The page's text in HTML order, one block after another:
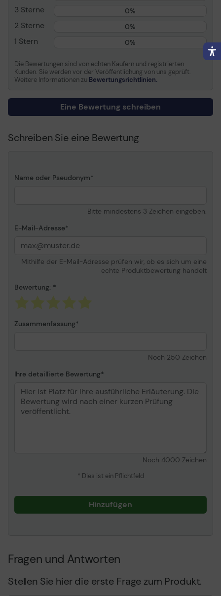
XP-2200, XP-2205, XP-
3200, XP-3205, XP-4200,
XP-4205
2910DWF, WF-2930DWF,
2950DWF
3 Sterne 0%
2 Sterne 0%
1 Stern 0%
Die Bewertungen sind von echten Käufern und registrierten
Kunden. Sie werden vor der Veröffentlichung von uns geprüft.
Weitere Informationen zu Bewertungsrichtlinien.
Eine Bewertung schreiben
Schreiben Sie eine Bewertung
Name oder Pseudonym
Bitte mindestens 3 Zeichen eingeben.
E-Mail-Adresse
Mithilfe der E-Mail-Adresse prüfen wir, ob es sich um eine
echte Produktbewertung handelt
Bewertung:
Zusammenfassung
Noch 250 Zeichen
Ihre detaillierte Bewertung
Noch 4000 Zeichen
* Dies ist ein Pflichtfeld
Hinzufügen
Fragen und Antworten
Stellen Sie hier die erste Frage zum Produkt.